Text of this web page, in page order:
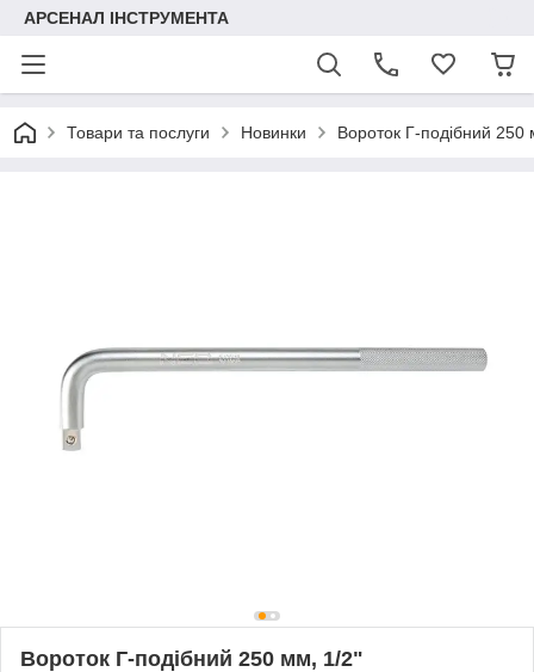
АРСЕНАЛ ІНСТРУМЕНТА
Товари та послуги Новинки Вороток Г-подібний
Вороток Г-подібний 250 мм, 1/2"